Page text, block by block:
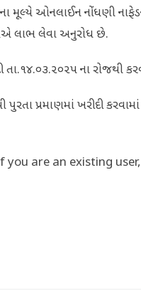
મૂલ્યે ઓનલાઈન નોંધણી
લાભ લેવા અનુરોધ છે.
તા.૧૪.૦૩.૨૦૨૫ ના રોજથી
પુરતા પ્રમાણમાં ખરીદી
are an existing